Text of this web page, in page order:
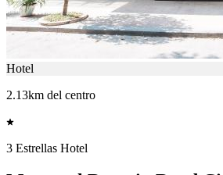
Hotel
2.13km del centro
3 Estrellas Hotel